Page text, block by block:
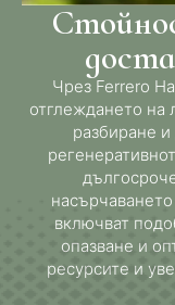
Чрез Ferrero
отглеждането на
разбиране
включват
опазване и
ресурсите и